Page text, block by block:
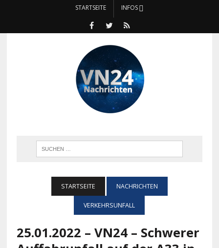
STARTSEITE INFOS
STARTSEITE NACHRICHTEN
VERKEHRSUNFALL
25.01.2022 – VN24 – Schwerer